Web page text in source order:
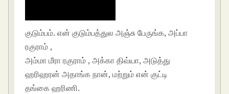
குடும்பம். என் குடும்பத்துல அஞ்சு பேருங்க, அப்பா
ரகுராம் ,
அம்மா மீரா ரகுராம் , அக்கா திவ்யா, அடுத்து
ஹரிஹரன் அதாங்க நான், மற்றும் என் குட்டி
தங்கை ஹரிணி.